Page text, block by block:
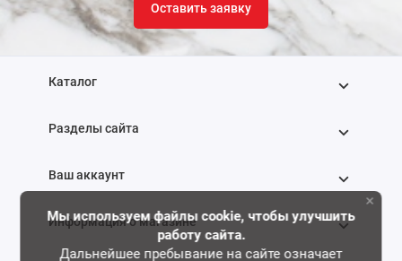
Оставить заявку
Каталог
Разделы сайта
Ваш аккаунт
Информация о магазине
Мы используем файлы cookie, чтобы улучшить
работу сайта.
Дальнейшее пребывание на сайте означает
×